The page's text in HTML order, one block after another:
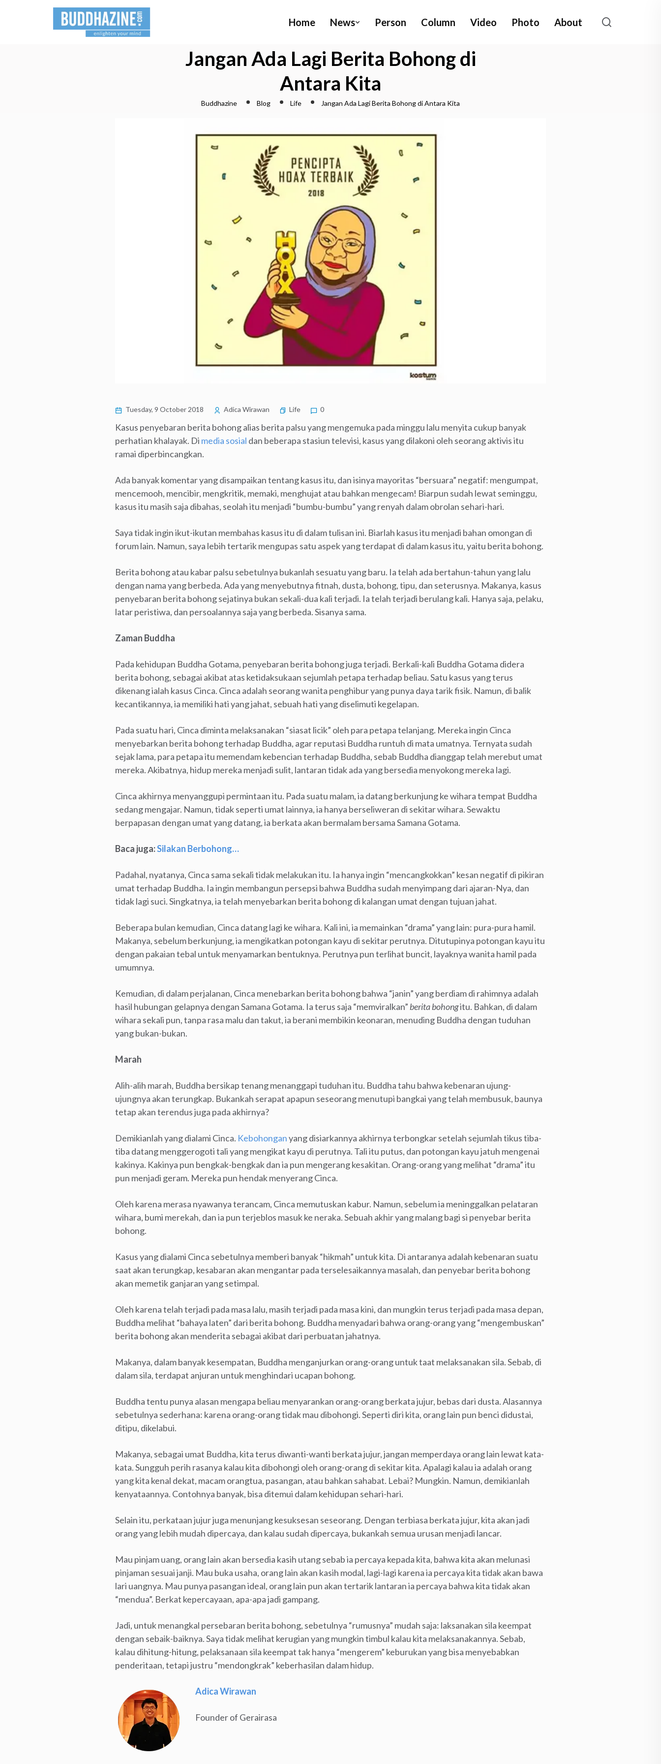
Home News Person Column Video Photo About
Jangan Ada Lagi Berita Bohong di
Antara Kita
Buddhazine Blog Life Jangan Ada Lagi Berita Bohong di Antara Kita
Tuesday, 9 October 2018 Adica Wirawan Life 0
Kasus penyebaran berita bohong alias berita palsu yang mengemuka pada minggu lalu menyita cukup banyak
perhatian khalayak. Di media sosial dan beberapa stasiun televisi, kasus yang dilakoni oleh seorang aktivis itu
ramai diperbincangkan.
Ada banyak komentar yang disampaikan tentang kasus itu, dan isinya mayoritas “bersuara” negatif: mengumpat,
mencemooh, mencibir, mengkritik, memaki, menghujat atau bahkan mengecam! Biarpun sudah lewat seminggu,
kasus itu masih saja dibahas, seolah itu menjadi “bumbu-bumbu” yang renyah dalam obrolan sehari-hari.
Saya tidak ingin ikut-ikutan membahas kasus itu di dalam tulisan ini. Biarlah kasus itu menjadi bahan omongan di
forum lain. Namun, saya lebih tertarik mengupas satu aspek yang terdapat di dalam kasus itu, yaitu berita bohong.
Berita bohong atau kabar palsu sebetulnya bukanlah sesuatu yang baru. Ia telah ada bertahun-tahun yang lalu
dengan nama yang berbeda. Ada yang menyebutnya fitnah, dusta, bohong, tipu, dan seterusnya. Makanya, kasus
penyebaran berita bohong sejatinya bukan sekali-dua kali terjadi. Ia telah terjadi berulang kali. Hanya saja, pelaku,
latar peristiwa, dan persoalannya saja yang berbeda. Sisanya sama.
Zaman Buddha
Pada kehidupan Buddha Gotama, penyebaran berita bohong juga terjadi. Berkali-kali Buddha Gotama didera
berita bohong, sebagai akibat atas ketidaksukaan sejumlah petapa terhadap beliau. Satu kasus yang terus
dikenang ialah kasus Cinca. Cinca adalah seorang wanita penghibur yang punya daya tarik fisik. Namun, di balik
kecantikannya, ia memiliki hati yang jahat, sebuah hati yang diselimuti kegelapan.
Pada suatu hari, Cinca diminta melaksanakan “siasat licik” oleh para petapa telanjang. Mereka ingin Cinca
menyebarkan berita bohong terhadap Buddha, agar reputasi Buddha runtuh di mata umatnya. Ternyata sudah
sejak lama, para petapa itu memendam kebencian terhadap Buddha, sebab Buddha dianggap telah merebut umat
mereka. Akibatnya, hidup mereka menjadi sulit, lantaran tidak ada yang bersedia menyokong mereka lagi.
Cinca akhirnya menyanggupi permintaan itu. Pada suatu malam, ia datang berkunjung ke wihara tempat Buddha
sedang mengajar. Namun, tidak seperti umat lainnya, ia hanya berseliweran di sekitar wihara. Sewaktu
berpapasan dengan umat yang datang, ia berkata akan bermalam bersama Samana Gotama.
Baca juga:Silakan Berbohong…
Padahal, nyatanya, Cinca sama sekali tidak melakukan itu. Ia hanya ingin “mencangkokkan” kesan negatif di pikiran
umat terhadap Buddha. Ia ingin membangun persepsi bahwa Buddha sudah menyimpang dari ajaran-Nya, dan
tidak lagi suci. Singkatnya, ia telah menyebarkan berita bohong di kalangan umat dengan tujuan jahat.
Beberapa bulan kemudian, Cinca datang lagi ke wihara. Kali ini, ia memainkan “drama” yang lain: pura-pura hamil.
Makanya, sebelum berkunjung, ia mengikatkan potongan kayu di sekitar perutnya. Ditutupinya potongan kayu itu
dengan pakaian tebal untuk menyamarkan bentuknya. Perutnya pun terlihat buncit, layaknya wanita hamil pada
umumnya.
Kemudian, di dalam perjalanan, Cinca menebarkan berita bohong bahwa “janin” yang berdiam di rahimnya adalah
hasil hubungan gelapnya dengan Samana Gotama. Ia terus saja “memviralkan” berita bohongitu. Bahkan, di dalam
wihara sekali pun, tanpa rasa malu dan takut, ia berani membikin keonaran, menuding Buddha dengan tuduhan
yang bukan-bukan.
Marah
Alih-alih marah, Buddha bersikap tenang menanggapi tuduhan itu. Buddha tahu bahwa kebenaran ujung-
ujungnya akan terungkap. Bukankah serapat apapun seseorang menutupi bangkai yang telah membusuk, baunya
tetap akan terendus juga pada akhirnya?
Demikianlah yang dialami Cinca. Kebohonganyang disiarkannya akhirnya terbongkar setelah sejumlah tikus tiba-
tiba datang menggerogoti tali yang mengikat kayu di perutnya. Tali itu putus, dan potongan kayu jatuh mengenai
kakinya. Kakinya pun bengkak-bengkak dan ia pun mengerang kesakitan. Orang-orang yang melihat “drama” itu
pun menjadi geram. Mereka pun hendak menyerang Cinca.
Oleh karena merasa nyawanya terancam, Cinca memutuskan kabur. Namun, sebelum ia meninggalkan pelataran
wihara, bumi merekah, dan ia pun terjeblos masuk ke neraka. Sebuah akhir yang malang bagi si penyebar berita
bohong.
Kasus yang dialami Cinca sebetulnya memberi banyak “hikmah” untuk kita. Di antaranya adalah kebenaran suatu
saat akan terungkap, kesabaran akan mengantar pada terselesaikannya masalah, dan penyebar berita bohong
akan memetik ganjaran yang setimpal.
Oleh karena telah terjadi pada masa lalu, masih terjadi pada masa kini, dan mungkin terus terjadi pada masa depan,
Buddha melihat “bahaya laten” dari berita bohong. Buddha menyadari bahwa orang-orang yang “mengembuskan”
berita bohong akan menderita sebagai akibat dari perbuatan jahatnya.
Makanya, dalam banyak kesempatan, Buddha menganjurkan orang-orang untuk taat melaksanakan sila. Sebab, di
dalam sila, terdapat anjuran untuk menghindari ucapan bohong.
Buddha tentu punya alasan mengapa beliau menyarankan orang-orang berkata jujur, bebas dari dusta. Alasannya
sebetulnya sederhana: karena orang-orang tidak mau dibohongi. Seperti diri kita, orang lain pun benci didustai,
ditipu, dikelabui.
Makanya, sebagai umat Buddha, kita terus diwanti-wanti berkata jujur, jangan memperdaya orang lain lewat kata-
kata. Sungguh perih rasanya kalau kita dibohongi oleh orang-orang di sekitar kita. Apalagi kalau ia adalah orang
yang kita kenal dekat, macam orangtua, pasangan, atau bahkan sahabat. Lebai? Mungkin. Namun, demikianlah
kenyataannya. Contohnya banyak, bisa ditemui dalam kehidupan sehari-hari.
Selain itu, perkataan jujur juga menunjang kesuksesan seseorang. Dengan terbiasa berkata jujur, kita akan jadi
orang yang lebih mudah dipercaya, dan kalau sudah dipercaya, bukankah semua urusan menjadi lancar.
Mau pinjam uang, orang lain akan bersedia kasih utang sebab ia percaya kepada kita, bahwa kita akan melunasi
pinjaman sesuai janji. Mau buka usaha, orang lain akan kasih modal, lagi-lagi karena ia percaya kita tidak akan bawa
lari uangnya. Mau punya pasangan ideal, orang lain pun akan tertarik lantaran ia percaya bahwa kita tidak akan
“mendua”. Berkat kepercayaan, apa-apa jadi gampang.
Jadi, untuk menangkal persebaran berita bohong, sebetulnya “rumusnya” mudah saja: laksanakan sila keempat
dengan sebaik-baiknya. Saya tidak melihat kerugian yang mungkin timbul kalau kita melaksanakannya. Sebab,
kalau dihitung-hitung, pelaksanaan sila keempat tak hanya “mengerem” keburukan yang bisa menyebabkan
penderitaan, tetapi justru “mendongkrak” keberhasilan dalam hidup.
Adica Wirawan
Founder of Gerairasa